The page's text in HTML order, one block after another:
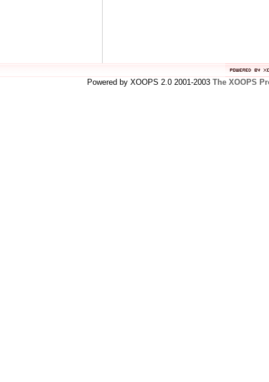
Powered by XOOPS 2.0 2001-2003 The XOOPS